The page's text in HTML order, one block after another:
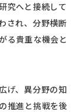
究へと接続して
され、分野横断
る貴重な機会と
げ、異分野の知
推進と挑戦を後